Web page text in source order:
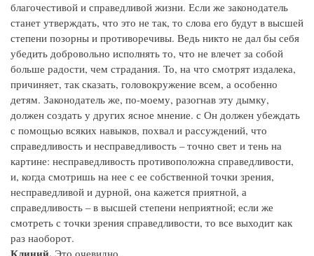
благочестивой и справедливой жизни. Если же законодатель
станет утверждать, что это не так, то слова его будут в высшей
степени позорны и противоречивы. Ведь никто не дал бы себя
убедить добровольно исполнять то, что не влечет за собой
больше радости, чем страдания. То, на что смотрят издалека,
причиняет, так сказать, головокружение всем, а особенно
детям. Законодатель же, по-моему, разогнав эту дымку,
должен создать у других ясное мнение. с Он должен убеждать
с помощью всяких навыков, похвал и рассуждений, что
справедливость и несправедливость – точно свет и тень на
картине: несправедливость противоположна справедливости,
и, когда смотришь на нее с ее собственной точки зрения,
несправедливой и дурной, она кажется приятной, а
справедливость – в высшей степени неприятной; если же
смотреть с точки зрения справедливости, то все выходит как
раз наоборот.